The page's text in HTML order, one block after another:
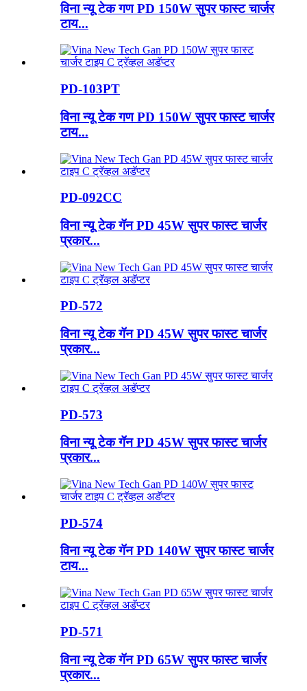
विना न्यू टेक गण PD 150W सुपर फास्ट चार्जर
टाय...
PD-103PT
विना न्यू टेक गण PD 150W सुपर फास्ट चार्जर
टाय...
PD-092CC
विना न्यू टेक गॅन PD 45W सुपर फास्ट चार्जर
प्रकार...
PD-572
विना न्यू टेक गॅन PD 45W सुपर फास्ट चार्जर
प्रकार...
PD-573
विना न्यू टेक गॅन PD 45W सुपर फास्ट चार्जर
प्रकार...
PD-574
विना न्यू टेक गॅन PD 140W सुपर फास्ट चार्जर
टाय...
PD-571
विना न्यू टेक गॅन PD 65W सुपर फास्ट चार्जर
प्रकार...